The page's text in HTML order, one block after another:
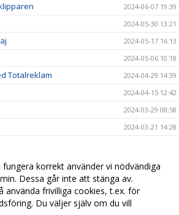
2024-06-07 19:39
2024-05-30 13:21
2024-05-17 16:13
2024-05-06 10:18
Totalreklam
2024-04-29 14:39
2024-04-15 12:42
2024-03-29 08:58
2024-03-21 14:28
2024-03-14 18:56
2024-03-04 06:07
IF! 2024-01-05 16:17
korrekt använder vi nödvändiga
Dessa går inte att stänga av.
använda frivilliga cookies, t.ex. för
Du väljer själv om du vill